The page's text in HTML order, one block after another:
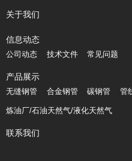
关于我们
信息动态
公司动态 技术文件 常见问题
产品展示
无缝钢管 合金钢管 碳钢管 管
炼油厂/石油天然气/液化天然气
联系我们